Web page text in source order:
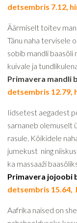
detsembris 7.12,
Äärmiselt toitev
Tänu naha tervisele
sobib mandli baasõli
kuivale ja
Primavera mandli
detsembris 12.79,
Iidsetest aegadest
sarnaneb olemuselt
rasule. Kõikidele
jumekust ning
ka massaaži
Primavera jojoobi
detsembris 15.64,
Aafrika naised on